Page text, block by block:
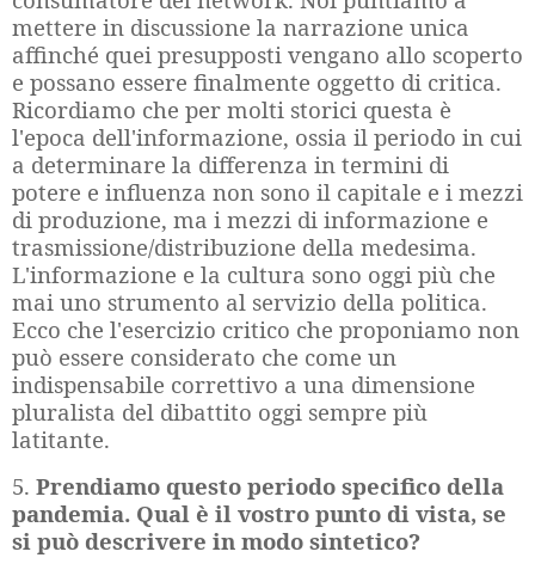
mettere in discussione la narrazione unica
affinché quei presupposti vengano allo scoperto
e possano essere finalmente oggetto di critica.
Ricordiamo che per molti storici questa è
l'epoca dell'informazione, ossia il periodo in cui
a determinare la differenza in termini di
potere e influenza non sono il capitale e i mezzi
di produzione, ma i mezzi di informazione e
trasmissione/distribuzione della medesima.
L'informazione e la cultura sono oggi più che
mai uno strumento al servizio della politica.
Ecco che l'esercizio critico che proponiamo non
può essere considerato che come un
indispensabile correttivo a una dimensione
pluralista del dibattito oggi sempre più
latitante.
5. Prendiamo questo periodo specifico della
pandemia. Qual è il vostro punto di vista, se
si può descrivere in modo sintetico?